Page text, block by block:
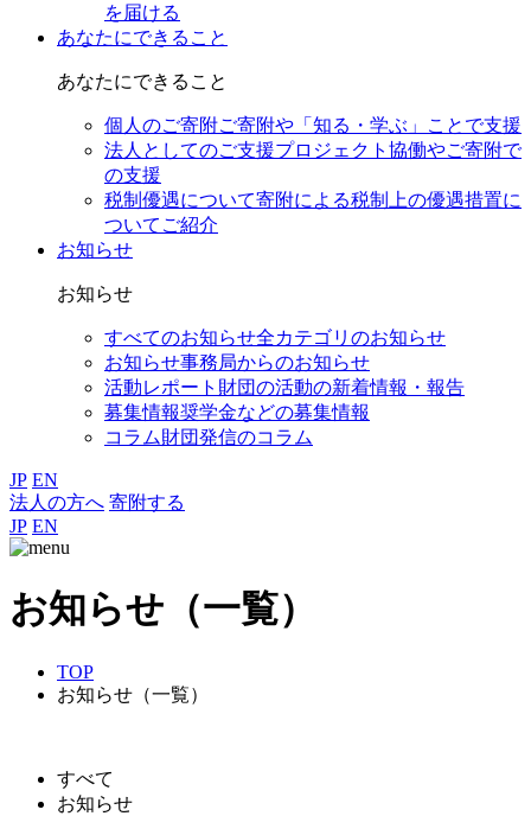
を届ける
あなたにできること
あなたにできること
個人のご寄附ご寄附や「知る・学ぶ」ことで支援
法人としてのご支援プロジェクト協働やご寄附で
の支援
税制優遇について寄附による税制上の優遇措置に
ついてご紹介
お知らせ
お知らせ
すべてのお知らせ全カテゴリのお知らせ
お知らせ事務局からのお知らせ
活動レポート 財団の活動の新着情報・報告
募集情報奨学金などの募集情報
コラム財団発信のコラム
JP EN
法人の方へ 寄附する
JP EN
お知らせ（一覧）
TOP
お知らせ（一覧）
すべて
お知らせ